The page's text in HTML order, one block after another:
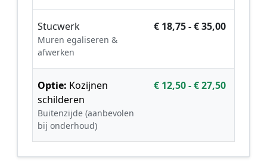
Stucwerk
Muren egaliseren &
afwerken
€ 18,75 - € 35,00
Optie: Kozijnen
schilderen
Buitenzijde (aanbevolen
bij onderhoud)
€ 12,50 - € 27,50